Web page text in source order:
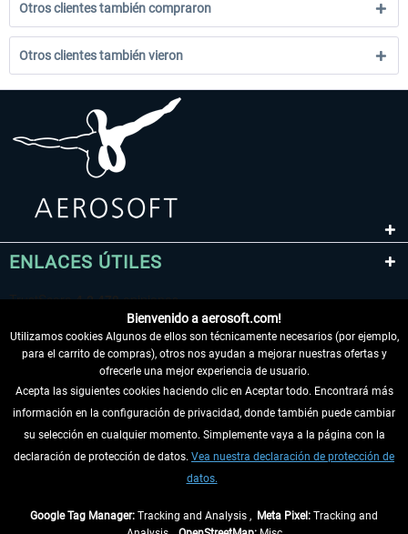
Otros clientes también compraron
Otros clientes también vieron
ENLACES ÚTILES
DESISTIR DEL CONTRATO
INFORMACIÓN
Bienvenido a aerosoft.com!
Utilizamos cookies Algunos de ellos son técnicamente necesarios (por ejemplo,
para el carrito de compras), otros nos ayudan a mejorar nuestras ofertas y
ofrecerle una mejor experiencia de usuario.
Acepta las siguientes cookies haciendo clic en Aceptar todo. Encontrará más
información en la configuración de privacidad, donde también puede cambiar
su selección en cualquier momento. Simplemente vaya a la página con la
declaración de protección de datos. Vea nuestra declaración de protección de
datos.
Google Tag Manager: Tracking and Analysis , Meta Pixel: Tracking and